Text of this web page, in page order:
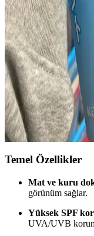
30 yaş civarında göz
yaşlanma belirtileriyle
yaşam tarzı faktörleri
yöntemleriyle cilt
Costco
Çeşitliliği, Fiyatlar
Costco Japonya, Japon
dengeli sunuyor.
avantajları ve üyelik
Temel Özellikler
Mat ve kuru
görünüm sağlar.
Yüksek SPF
UVA/UVB